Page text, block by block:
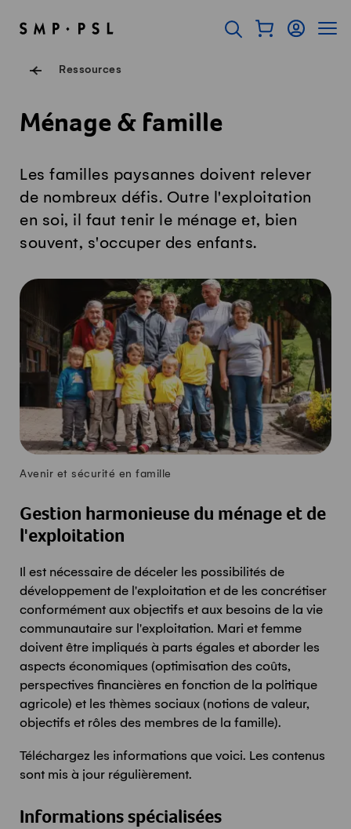
Ouvrir l'onglet de
Afficher mon
Connexion
Ressources
Ménage & famille
Les familles paysannes doivent relever
de nombreux défis. Outre l'exploitation
en soi, il faut tenir le ménage et, bien
souvent, s'occuper des enfants.
Avenir et sécurité en famille
Gestion harmonieuse du ménage et de
l'exploitation
Il est nécessaire de déceler les possibilités de
développement de l'exploitation et de les concrétiser
conformément aux objectifs et aux besoins de la vie
communautaire sur l'exploitation. Mari et femme
doivent être impliqués à parts égales et aborder les
aspects économiques (optimisation des coûts,
perspectives financières en fonction de la politique
agricole) et les thèmes sociaux (notions de valeur,
objectifs et rôles des membres de la famille).
Téléchargez les informations que voici. Les contenus
sont mis à jour régulièrement.
Informations spécialisées